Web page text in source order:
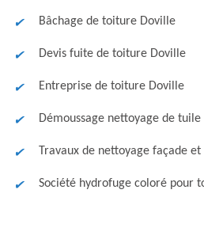
Bâchage de toiture Doville
Devis fuite de toiture Doville
Entreprise de toiture Doville
Démoussage nettoyage de
Travaux de nettoyage façade
Société hydrofuge coloré pour